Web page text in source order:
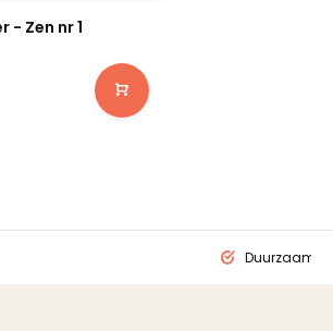
- Zen nr 1
Duurzaam